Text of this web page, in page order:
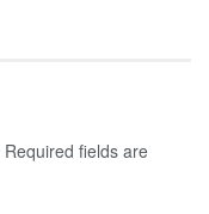
Required fields are